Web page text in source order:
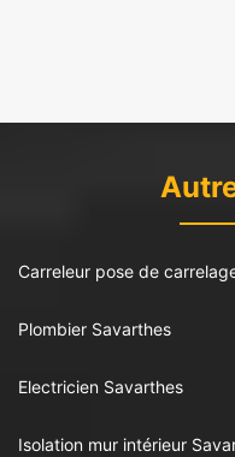
Carreleur pose de
Plombier Savarthes
Electricien Savarthes
Isolation mur intérieur